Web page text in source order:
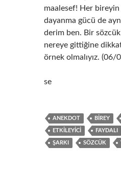
maalesef! Her bireyin
dayanma gücü de
derim ben. Bir sözcük
nereye gittiğine
örnek olmalıyız. (06/
se
ANEKDOT BIREY
ETKILEYICI FAYDALI
ŞARKI SÖZCÜK